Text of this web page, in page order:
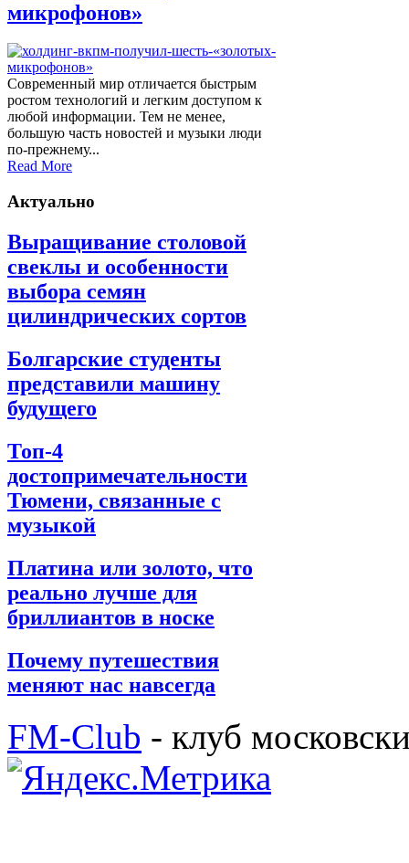
микрофонов»
Современный мир отличается быстрым
ростом технологий и легким доступом к
любой информации. Тем не менее,
большую часть новостей и музыки люди
по-прежнему...
Read More
Актуально
Выращивание столовой
свеклы и особенности
выбора семян
цилиндрических сортов
Болгарские студенты
представили машину
будущего
Топ-4
достопримечательности
Тюмени, связанные с
музыкой
Платина или золото, что
реально лучше для
бриллиантов в носке
Почему путешествия
меняют нас навсегда
FM-Club - клуб